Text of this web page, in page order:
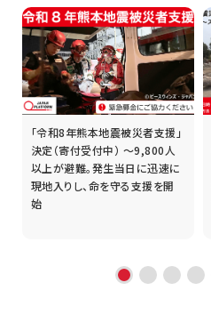
「令和8年熊本地震被災者支援」
決定（寄付受付中） ～9,800人
以上が避難。発生当日に迅速に
現地入りし、命を守る支援を開
始